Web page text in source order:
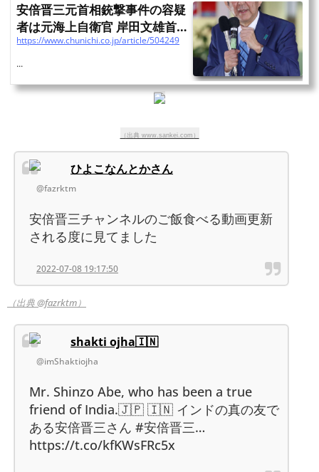
安倍晋三元首相銃撃事件の容疑
者は元海上自衛官 岸田文雄首
相「深刻な状況だ。一命...
https://www.chunichi.co.jp/article/504249
...
（出典 www.sankei.com）
ひよこなんとかさん
@fazrktm
安倍晋三チャンネルのご飯食べる動画更新
される度に見てました
2022-07-08 19:17:50
（出典 @fazrktm）
shakti ojha🇮🇳
@imShaktiojha
Mr. Shinzo Abe, who has been a true
friend of India.🇯🇵 🇮🇳 インドの真の友で
ある安倍晋三さん #安倍晋三…
https://t.co/kfKWsFRc5x